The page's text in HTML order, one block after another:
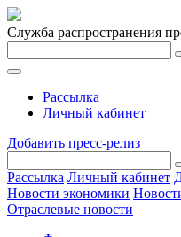
Служба распространения
Рассылка
Личный кабинет
Добавить пресс-релиз
Рассылка Личный кабинет
Новости экономики
Отраслевые новости